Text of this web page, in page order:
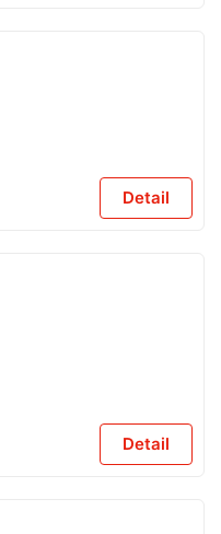
Detail
Detail